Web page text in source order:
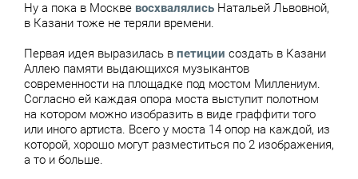
Ну а пока в Москве восхвалялись Натальей Львовной,
в Казани тоже не теряли времени.
Первая идея выразилась в петиции создать в Казани
Аллею памяти выдающихся музыкантов
современности на площадке под мостом Миллениум.
Согласно ей каждая опора моста выступит полотном
на котором можно изобразить в виде граффити того
или иного артиста. Всего у моста 14 опор на каждой, из
которой, хорошо могут разместиться по 2 изображения,
а то и больше.